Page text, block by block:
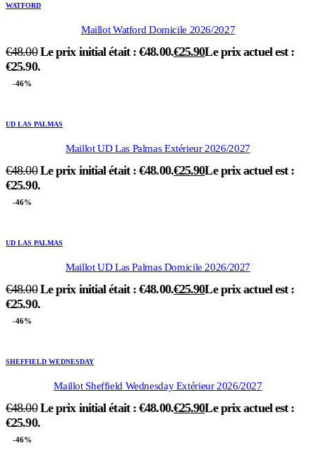
WATFORD
Maillot Watford Domicile 2026/2027
€48.00 Le prix initial était : €48.00.€25.90Le prix actuel est :
€25.90.
-46%
UD LAS PALMAS
Maillot UD Las Palmas Extérieur 2026/2027
€48.00 Le prix initial était : €48.00.€25.90Le prix actuel est :
€25.90.
-46%
UD LAS PALMAS
Maillot UD Las Palmas Domicile 2026/2027
€48.00 Le prix initial était : €48.00.€25.90Le prix actuel est :
€25.90.
-46%
SHEFFIELD WEDNESDAY
Maillot Sheffield Wednesday Extérieur 2026/2027
€48.00 Le prix initial était : €48.00.€25.90Le prix actuel est :
€25.90.
-46%